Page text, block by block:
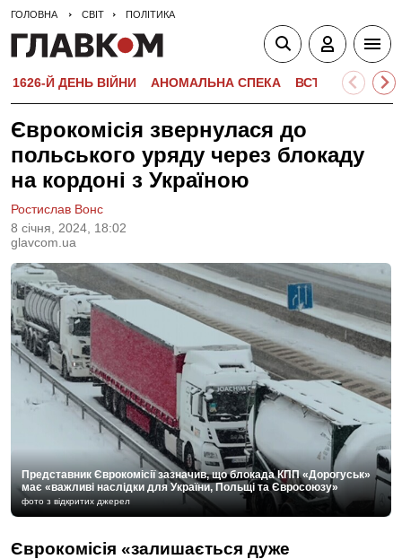
ГОЛОВНА СВІТ ПОЛІТИКА
1626-Й ДЕНЬ ВІЙНИ АНОМАЛЬНА СПЕКА ВСТУПНА
Єврокомісія звернулася до
польського уряду через блокаду
на кордоні з Україною
8 сiчня, 2024, 18:02
glavcom.ua
Ростислав Вонс
Представник Єврокомісії зазначив, що блокада КПП «Дорогуськ»
має «важливі наслідки для України, Польщі та Євросоюзу»
фото з відкритих джерел
Єврокомісія «залишається дуже